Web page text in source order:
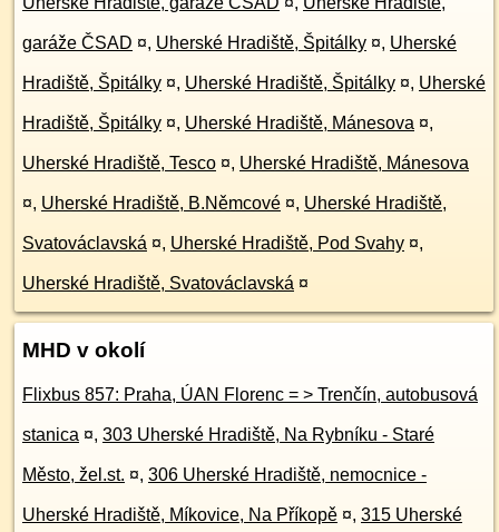
garáže ČSAD ¤, Uherské Hradiště, Špitálky ¤, Uherské
Hradiště, Špitálky ¤, Uherské Hradiště, Špitálky ¤, Uherské
Hradiště, Špitálky ¤, Uherské Hradiště, Mánesova ¤,
Uherské Hradiště, Tesco ¤, Uherské Hradiště, Mánesova
¤, Uherské Hradiště, B.Němcové ¤, Uherské Hradiště,
Svatováclavská ¤, Uherské Hradiště, Pod Svahy ¤,
Uherské Hradiště, Svatováclavská ¤
MHD v okolí
Flixbus 857: Praha, ÚAN Florenc = > Trenčín, autobusová
stanica ¤, 303 Uherské Hradiště, Na Rybníku - Staré
Město, žel.st. ¤, 306 Uherské Hradiště, nemocnice -
Uherské Hradiště, Míkovice, Na Příkopě ¤, 315 Uherské